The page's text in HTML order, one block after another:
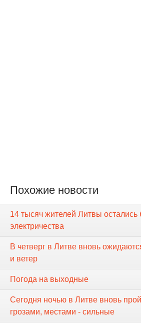
Похожие новости
14 тысяч жителей Литвы остались
электричества
В четверг в Литве вновь
и ветер
Погода на выходные
Сегодня ночью в Литве вновь
грозами, местами - сильные